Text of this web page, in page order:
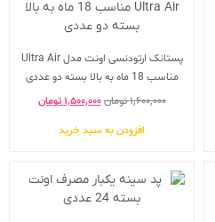
پستانک ارتودنسی اونت مدل Ultra Air
مناسب 18 ماه به بالا بسته دو عددی
۱,۶۰۰,۰۰۰تومان۱,۵۰۰,۰۰۰ تومان
افزودن به سبد خرید